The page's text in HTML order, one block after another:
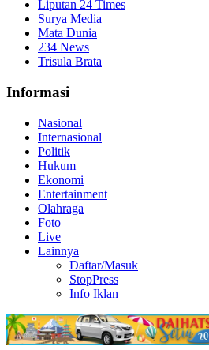
Liputan 24 Times
Surya Media
Mata Dunia
234 News
Trisula Brata
Informasi
Nasional
Internasional
Politik
Hukum
Ekonomi
Entertainment
Olahraga
Foto
Live
Lainnya
Daftar/Masuk
StopPress
Info Iklan